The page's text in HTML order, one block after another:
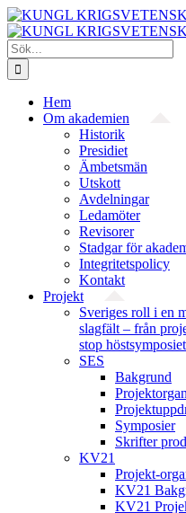
Fortsätt
till
innehållet
Sök
efter:
Hem
Om akademien
Historik
Presidiet
Ämbetsmän
Utskott
Avdelningar
Ledamöter
Revisorer
Stadgar för
Integritetspolicy
Kontakt
Projekt
Sveriges roll i en
slagfält – från
stop
SES
Bakgrund
Symposier
Skrifter
KV21
Projekt-
KV21
KV21